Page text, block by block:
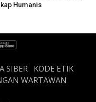
Humanis
SIBER
KODE ETIK
WARTAWAN